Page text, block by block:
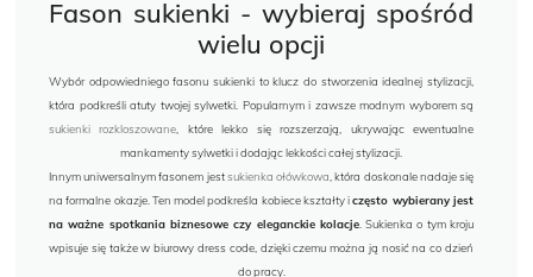
Fason sukienki - wybieraj spośród
wielu opcji
Wybór odpowiedniego fasonu sukienki to klucz do stworzenia idealnej stylizacji,
która podkreśli atuty twojej sylwetki. Popularnym i zawsze modnym wyborem są
sukienki rozkloszowane , które lekko się rozszerzają, ukrywając ewentualne
mankamenty sylwetki i dodając lekkości całej stylizacji.
Innym uniwersalnym fasonem jestsukienka ołówkowa , która doskonale nadaje się
na formalne okazje. Ten model podkreśla kobiece kształty iczęsto wybierany jest
na ważne spotkania biznesowe czy eleganckie kolacje. Sukienka o tym kroju
wpisuje się także w biurowy dress code, dzięki czemu można ją nosić na co dzień
do pracy.